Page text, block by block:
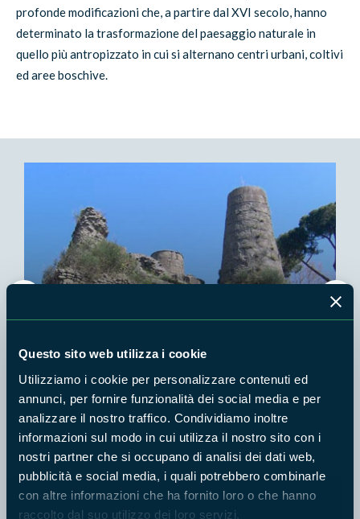
Questo sito web utilizza i cookie
Utilizziamo i cookie per personalizzare contenuti ed
annunci, per fornire funzionalità dei social media e per
analizzare il nostro traffico. Condividiamo inoltre
informazioni sul modo in cui utilizza il nostro sito con i
nostri partner che si occupano di analisi dei dati web,
pubblicità e social media, i quali potrebbero combinarle
con altre informazioni che ha fornito loro o che hanno
raccolto dal suo utilizzo dei loro servizi.
profonde modificazioni che, a partire dal XVI secolo, hanno
determinato la trasformazione del paesaggio naturale in
quello più antropizzato in cui si alternano centri urbani, coltivi
ed aree boschive.
Dal Neolitico all'Impero Romano
Archeologia e arte
I Comuni del Parco sono ricchissimi di testimonianze storiche